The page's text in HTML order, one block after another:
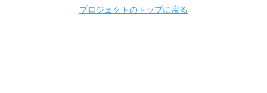
プロジェクトのトップに戻る